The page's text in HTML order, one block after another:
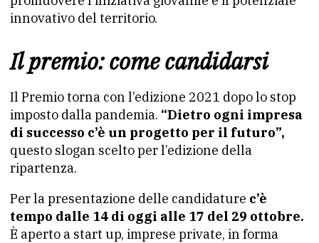
innovativo del territorio.
Il premio: come candidarsi
Il Premio torna con l’edizione 2021 dopo lo stop
imposto dalla pandemia. “Dietro ogni impresa
di successo c’è un progetto per il futuro”,
questo slogan scelto per l’edizione della
ripartenza.
Per la presentazione delle candidature c’è
tempo dalle 14 di oggi alle 17 del 29 ottobre.
È aperto a start up, imprese private, in forma